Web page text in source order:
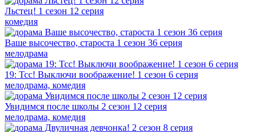
Льстец! 1 сезон 12 серия
комедия
Ваше высочество, староста 1 сезон 36 серия
мелодрама
19: Тсс! Выключи воображение! 1 сезон 6 серия
мелодрама, комедия
Увидимся после школы 2 сезон 12 серия
мелодрама, комедия